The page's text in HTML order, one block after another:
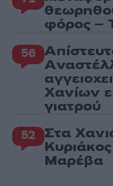
φόρος –
56
Χανίων
γιατρού
52 Στα
Μαρέβα